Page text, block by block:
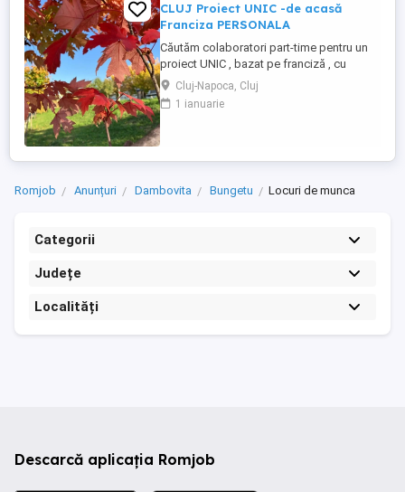
CLUJ Proiect UNIC -de acasă
Franciza PERSONALA
Căutăm colaboratori part-time pentru un
proiect UNIC , bazat pe franciză , cu
posibilitatea de a lucra de acasă. în județ
dar si județele din apropiere, Domeniile
sunt : marketing si publicitate , wellness .
Cluj-Napoca, Cluj
1 ianuarie
Romjob Anunțuri Dambovita Bungetu Locuri de munca
Categorii
Județe
Localități
Descarcă aplicația Romjob